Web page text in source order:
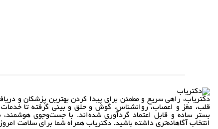
دکتریاب، راهی سریع و مطمئن برای پیدا کردن بهترین پزشکان و
قلب، مغز و اعصاب، روانشناس، گوش و حلق و بینی گرفته تا
بستر ساده و قابل اعتماد گردآوری شده‌اند. با جست‌وجوی
انتخاب آگاهانه‌تری داشته باشید. دکتریاب همراه شما برای سلامت